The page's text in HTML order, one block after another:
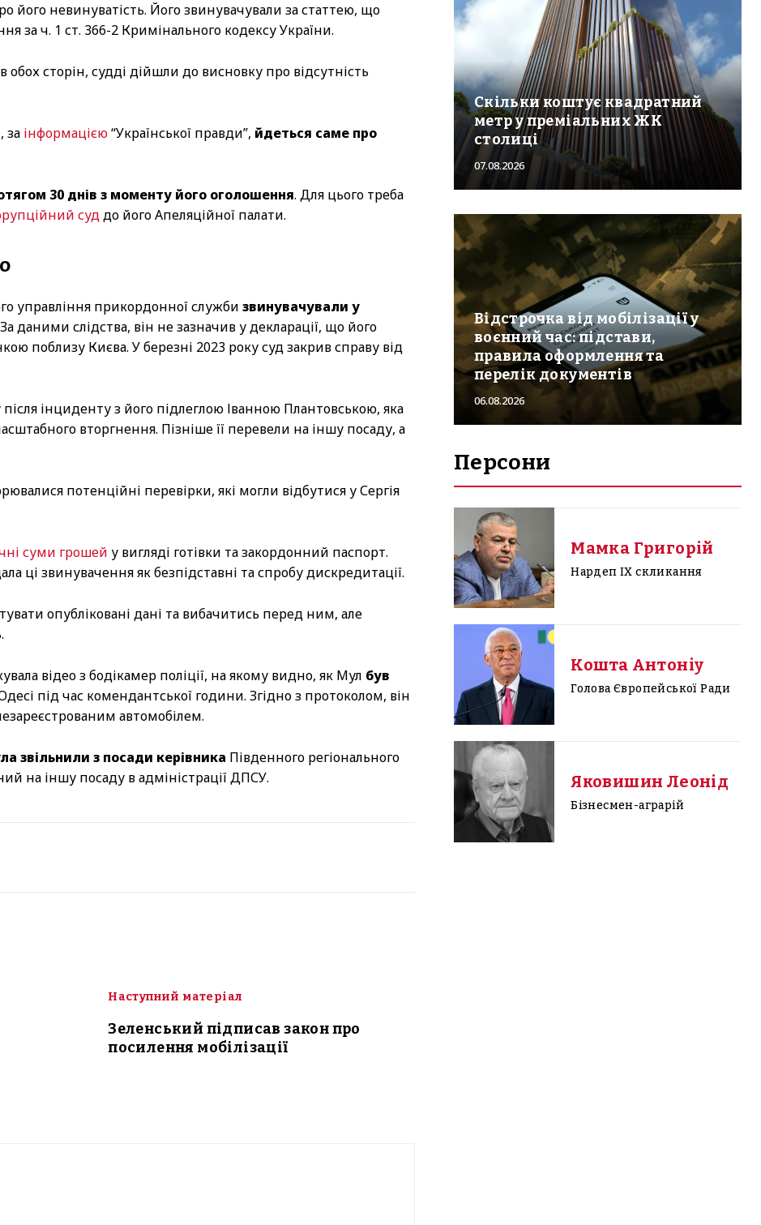
його невинуватість. Його звинувачували за статтею, що
за ч. 1 ст. 366-2 Кримінального кодексу України.
обох сторін, судді дійшли до висновку про відсутність
за інформацією“Української правди”, йдеться саме про
30 днів з моменту його оголошення. Для цього треба
суддо його Апеляційної палати.
управління прикордонної служби звинувачували у
даними слідства, він не зазначив у декларації, що його
поблизу Києва. У березні 2023 року суд закрив справу від
інциденту з його підлеглою Іванною Плантовською, яка
вторгнення. Пізніше її перевели на іншу посаду, а
потенційні перевірки, які могли відбутися у Сергія
суми грошей у вигляді готівки та закордонний паспорт.
ці звинувачення як безпідставні та спробу дискредитації.
опубліковані дані та вибачитись перед ним, але
відео з бодікамер поліції, на якому видно, як Мул був
під час комендантської години. Згідно з протоколом, він
автомобілем.
звільнили з посади керівника Південного регіонального
на іншу посаду в адміністрації ДПСУ.
Наступний матеріал
Зеленський підписав закон про
посилення мобілізації
Скільки коштує квадратний
метр у преміальних ЖК
столиці
07.08.2026
Відстрочка від мобілізації у
воєнний час: підстави,
правила оформлення та
перелік документів
06.08.2026
Персони
Мамка Григорій
Нардеп IX скликання
Кошта Антоніу
Голова Європейської Ради
Яковишин Леонід
Бізнесмен-аграрій